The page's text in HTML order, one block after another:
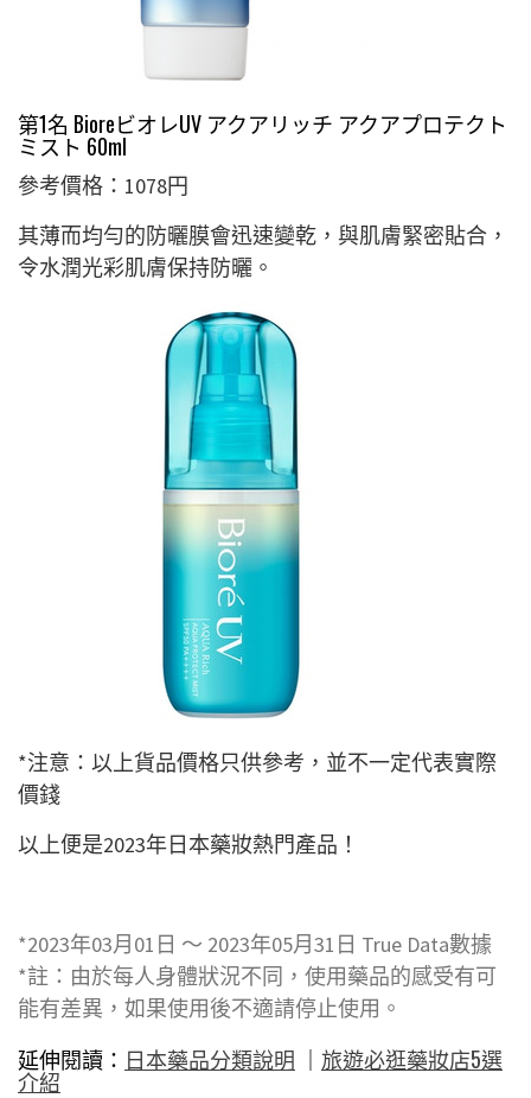
第1名 BioreビオレUV アクアリッチ アクアプロテクト
ミスト 60ml
參考價格：1078円
其薄而均勻的防曬膜會迅速變乾，與肌膚緊密貼合，
令水潤光彩肌膚保持防曬。
*注意：以上貨品價格只供參考，並不一定代表實際
價錢
以上便是2023年日本藥妝熱門產品！
*2023年03月01日 〜 2023年05月31日 True Data數據
*註：由於每人身體狀況不同，使用藥品的感受有可
能有差異，如果使用後不適請停止使用。
延伸閱讀： 日本藥品分類說明 ｜ 旅遊必逛藥妝店5選
介紹